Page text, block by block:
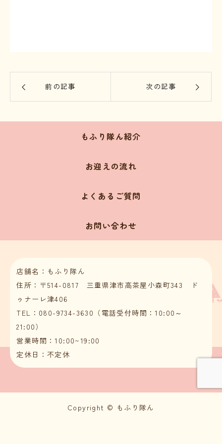
前の記事 次の記事
もふり隊ん紹介
お迎えの流れ
よくあるご質問
お問い合わせ
店舗名：もふり隊ん
住所：〒514-0817 三重県津市高茶屋小森町343 ド
ゥナーレ津406
TEL：080-9734-3630（電話受付時間：10:00～
21:00）
営業時間：10:00~19:00
定休日：不定休
Copyright © もふり隊ん